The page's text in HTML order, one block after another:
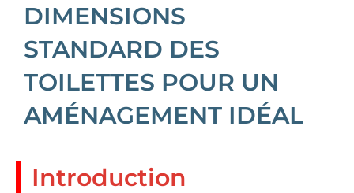
DIMENSIONS
STANDARD DES
TOILETTES POUR UN
AMÉNAGEMENT IDÉAL
Introduction